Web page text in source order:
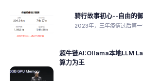
骑行故事初心--自由的
2023年，三年疫情过后第
超牛链AI:Ollama本地LLM
算力为王